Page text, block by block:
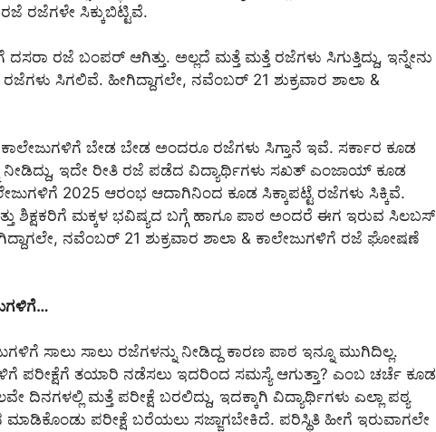
ರಜೆಗಳೇ ಸಿಕ್ಕುಬಿಟ್ಟಿವೆ.
ರಜೆ ಬಂಪರ್ ಆಗಿತ್ತು. ಅಲ್ಲದೆ ಮತ್ತೆ ಮತ್ತೆ ರಜೆಗಳು ಸಿಗುತ್ತಿದ್ದು, ಇನ್ನೇನು
ಸಿಗಲಿವೆ. ಹೀಗಿದ್ದಾಗಲೇ, ನವೆಂಬರ್ 21 ಶುಕ್ರವಾರ ಶಾಲಾ &
ಬೇಡ ಬೇಡ ಅಂದರೂ ರಜೆಗಳು ಸಿಗ್ತಾನೆ ಇವೆ. ಸರ್ಕಾರ ಕೂಡ
ನೀಡಿದ್ದು, ಇದೇ ರೀತಿ ರಜೆ ಪಡೆದ ವಿದ್ಯಾರ್ಥಿಗಳು ಸಖತ್ ಎಂಜಾಯ್ ಕೂಡ
2025 ಆರಂಭ ಆದಾಗಿನಿಂದ ಕೂಡ ಸಿಕ್ಕಾಪಟ್ಟೆ ರಜೆಗಳು ಸಿಕ್ಕಿವೆ.
ಶಿಕ್ಷಕರಿಗೆ ಮಕ್ಕಳ ಭವಿಷ್ಯದ ಬಗ್ಗೆ ಹಾಗೂ ಪಾಠ ಅಂದರೆ ಈಗ ಇರುವ ಸಿಲಬಸ್
ನವೆಂಬರ್ 21 ಶುಕ್ರವಾರ ಶಾಲಾ & ಕಾಲೇಜುಗಳಿಗೆ ರಜೆ ಘೋಷಣೆ
ಸಾಲು ಸಾಲು ರಜೆಗಳನ್ನು ನೀಡಿದ್ದ ಕಾರಣ ಪಾಠ ಇನ್ನೂ ಮುಗಿದಿಲ್ಲ.
ಪರೀಕ್ಷೆಗೆ ತಯಾರಿ ನಡೆಸಲು ಇದರಿಂದ ಸಮಸ್ಯೆ ಆಗುತ್ತಾ? ಎಂಬ ಚರ್ಚೆ ಕೂಡ
ದಿನಗಳಲ್ಲಿ ಮತ್ತೆ ಪರೀಕ್ಷೆ ಬರಲಿದ್ದು, ಇದಕ್ಕಾಗಿ ವಿದ್ಯಾರ್ಥಿಗಳು ಎಲ್ಲಾ ಪಠ್ಯ
ಪರೀಕ್ಷೆ ಬರೆಯಲು ಸಜ್ಜಾಗಬೇಕಿದೆ. ಪರಿಸ್ಥಿತಿ ಹೀಗೆ ಇರುವಾಗಲೇ